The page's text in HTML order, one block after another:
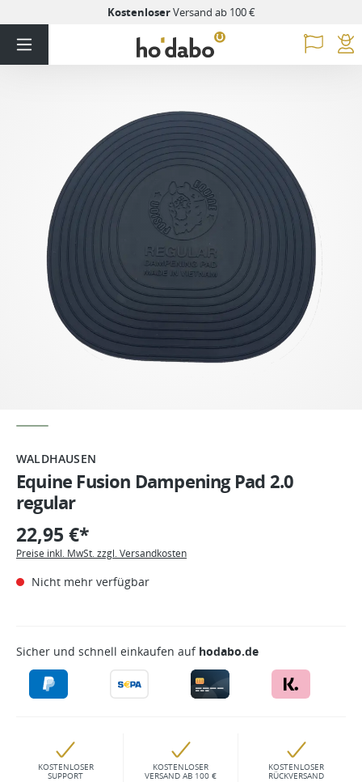
KostenloserVersand ab 100 €
WALDHAUSEN
Equine Fusion Dampening Pad 2.0
regular
22,95 €*
Preise inkl. MwSt. zzgl. Versandkosten
Nicht mehr verfügbar
Sicher und schnell einkaufen auf hodabo.de
KOSTENLOSER
SUPPORT
KOSTENLOSER
VERSAND AB 100 €
KOSTENLOSER
RÜCKVERSAND